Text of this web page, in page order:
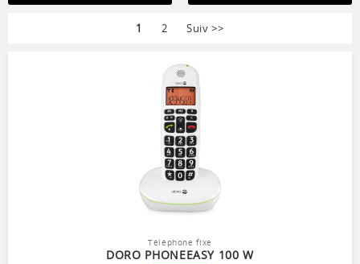
1 2 Suiv >>
Téléphone fixe
DORO PHONEEASY 100 W